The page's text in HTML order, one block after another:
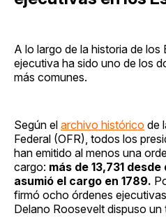
A lo largo de la historia de
ejecutiva ha sido uno de los
más comunes.
Según el archivo histórico de
Federal (OFR), todos los
han emitido al menos una
cargo: más de 13,731
asumió el cargo en 1789.
firmó ocho órdenes
Delano Roosevelt dispuso un